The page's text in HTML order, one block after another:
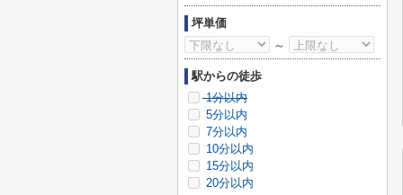
坪単価
～
駅からの徒歩
1分以内
5分以内
7分以内
10分以内
15分以内
20分以内